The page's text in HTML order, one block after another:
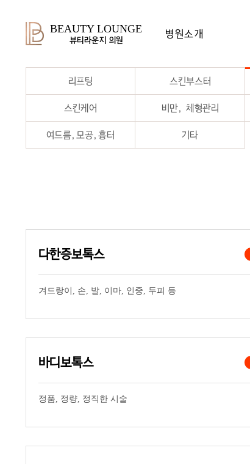
BEAUTY LOUNGE
뷰티라운지 의원
병원소개
리프팅 스킨부스터
스킨케어 비만, 체형관리
여드름,모공,흉터 기타
다한증보톡스
겨드랑이, 손, 발, 이마, 인중, 두피 등
바디보톡스
정품, 정량, 정직한 시술